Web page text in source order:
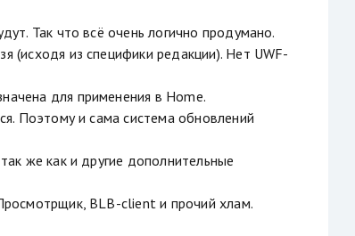
Так что всё очень логично продумано.
(исходя из специфики редакции). Нет UWF-
для применения в Home.
Поэтому и сама система обновлений
же как и другие дополнительные
BLB-client и прочий хлам.